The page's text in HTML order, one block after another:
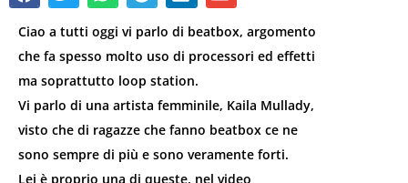
Ciao a tutti oggi vi parlo di beatbox, argomento
che fa spesso molto uso di processori ed effetti
ma soprattutto loop station.
Vi parlo di una artista femminile, Kaila Mullady,
visto che di ragazze che fanno beatbox ce ne
sono sempre di più e sono veramente forti.
Lei è proprio una di queste, nel video